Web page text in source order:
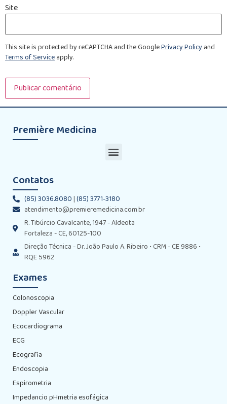
Site
This site is protected by reCAPTCHA and the GooglePrivacy Policyand
Terms of Serviceapply.
Première Medicina
Contatos
(85) 3036.8080|(85) 3771-3180
atendimento@premieremedicina.com.br
R. Tibúrcio Cavalcante, 1947 - Aldeota
Fortaleza - CE, 60125-100
Direção Técnica - Dr. João Paulo A. Ribeiro • CRM - CE 9886 •
RQE 5962
Exames
Colonoscopia
Doppler Vascular
Ecocardiograma
ECG
Ecografia
Endoscopia
Espirometria
Impedancio pHmetria esofágica